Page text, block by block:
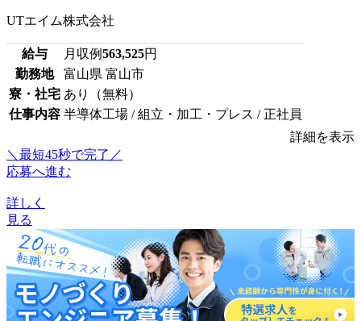
UTエイム株式会社
給与 月収例563,525円
勤務地
富山県 富山市
寮・社宅 あり（無料）
仕事内容 半導体工場 / 組立・加工・プレス / 正社員
詳細を表示
＼最短45秒で完了／
応募へ進む
詳しく
見る